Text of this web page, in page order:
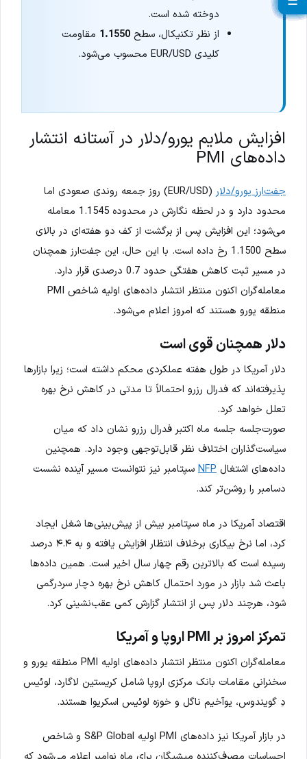
دوخته شده است.
از نظر تکنیکال، سطح1.1550 مقاومت
کلیدی EUR/USD محسوب می‌شود.
افزایش ملایم یورو/دلار در آستانه انتشار
داده‌های PMI
جفت‌ارز یورو/دلار
(EUR/USD) روز جمعه روندی صعودی اما
محدود دارد و در لحظه نگارش در محدوده 1.1545 معامله
می‌شود؛ این افزایش پس از برگشت از کف دو هفته‌ای در بالای
سطح 1.1500 رخ داده است. با این حال، این جفت‌ارز همچنان
در مسیر ثبت کاهش هفتگی حدود 0.7 درصدی قرار دارد.
معامله‌گران اکنون منتظر انتشار داده‌های اولیه شاخص PMI
منطقه یورو هستند که امروز اعلام می‌شود.
دلار همچنان قوی است
دلار آمریکا در طول هفته عملکردی محکم داشته است؛ زیرا بازارها
پذیرفته‌اند که فدرال رزرو احتمالاً تا مدتی در کاهش نرخ بهره
تعلل خواهد کرد.
صورت‌جلسه جلسه ماه اکتبر فدرال رزرو نشان داد که میان
سیاست‌گذاران اختلاف نظر قابل‌توجهی وجود دارد. همچنین
داده‌های اشتغال NFP سپتامبر نیز نتوانست مسیر آینده نشست
دسامبر را روشن‌تر کند.
اقتصاد آمریکا در ماه سپتامبر بیش از پیش‌بینی‌ها شغل ایجاد
کرد، اما نرخ بیکاری برخلاف انتظار افزایش یافته و به ۴.۴ درصد
رسیده است که بالاترین رقم چهار سال اخیر است. همین داده‌ها
باعث شد بازار در مورد احتمال کاهش نرخ بهره دچار سردرگمی
شود، هرچند دلار پس از انتشار گزارش کمی عقب‌نشینی کرد.
تمرکز امروز بر PMI اروپا و آمریکا
معامله‌گران اکنون منتظر انتشار داده‌های اولیه PMI منطقه یورو و
سخنرانی مقامات بانک مرکزی اروپا شامل کریستین لاگارد، لوئیس
دِ گویندوس، یوآخیم ناگل و خوزه لوئیس اسکریوا هستند.
در بازار آمریکا نیز داده‌های PMI اولیه S&P Global و شاخص